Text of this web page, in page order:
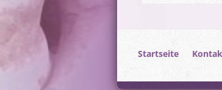
Startseite